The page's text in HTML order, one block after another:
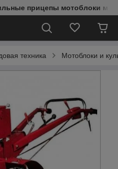
прицепы мотоблоки
техника Мотоблоки и